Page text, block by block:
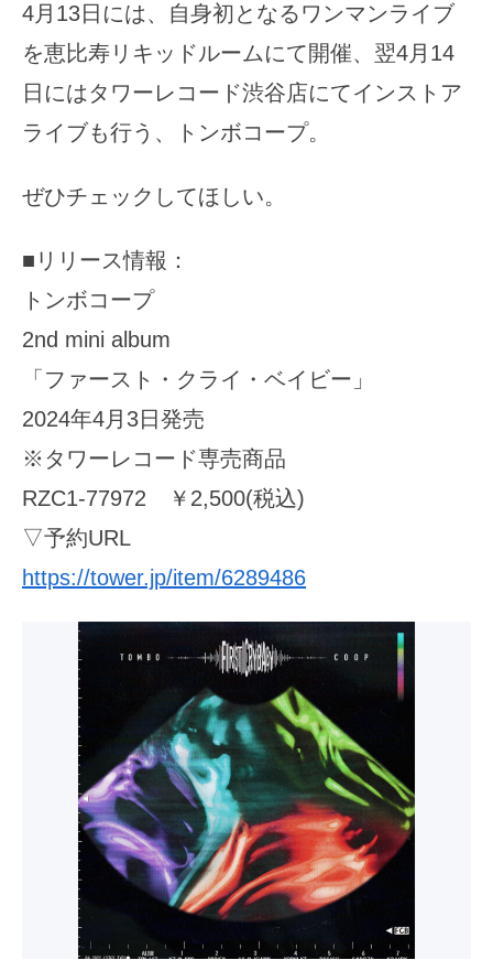
4月13日には、自身初となるワンマンライブ
を恵比寿リキッドルームにて開催、翌4月14
日にはタワーレコード渋谷店にてインストア
ライブも行う、トンボコープ。
ぜひチェックしてほしい。
■リリース情報：
トンボコープ
2nd mini album
「ファースト・クライ・ベイビー」
2024年4月3日発売
※タワーレコード専売商品
RZC1-77972 ￥2,500(税込)
▽予約URL
https://tower.jp/item/6289486